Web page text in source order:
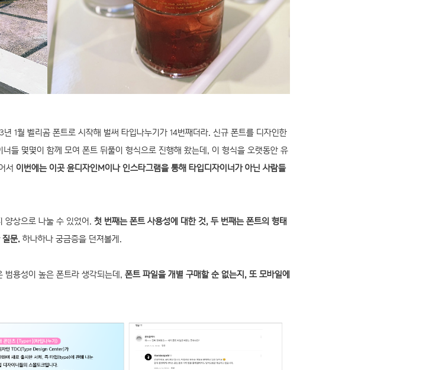
1월 벨리곰 폰트로 시작해 벌써 타입나누기가 14번째더라. 신규 폰트를 디자인한
들 몇몇이 함께 모여 폰트 뒤풀이 형식으로 진행해 왔는데, 이 형식을 오랫동안 유
서 이번에는 이곳 윤디자인M이나 인스타그램을 통해 타입디자이너가 아닌 사람들
양상으로 나눌 수 있었어. 첫 번째는 폰트 사용성에 대한 것, 두 번째는 폰트의 형태
질문. 하나하나 궁금증을 던져볼게.
용성이 높은 폰트라 생각되는데,
폰트 파일을 개별 구매할 순 없는지, 또 모바일에